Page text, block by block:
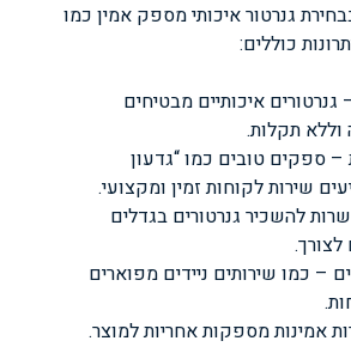
גנרטור איכותי מספק אמין כמו
כוללים:
גנרטורים איכותיים מבטיחים
וללא תקלות.
– ספקים טובים כמו “גדעון
שירות לקוחות זמין ומקצועי.
להשכיר גנרטורים בגדלים
– כמו שירותים ניידים מפוארים
אמינות מספקות אחריות למוצר.